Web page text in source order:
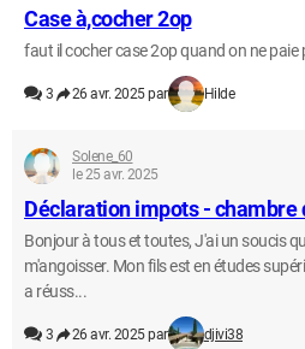
Case à,cocher 2op
faut il cocher case 2op quand on ne paie
3 26 avr. 2025 par Hilde
Solene_60
le 25 avr. 2025
Déclaration impots - chambre
Bonjour à tous et toutes, J'ai un soucis
m'angoisser. Mon fils est en études
a réuss...
3 26 avr. 2025 par djivi38